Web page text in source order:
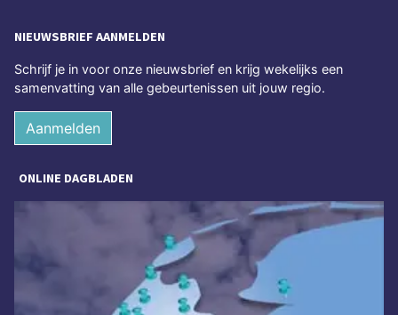
NIEUWSBRIEF AANMELDEN
Schrijf je in voor onze nieuwsbrief en krijg wekelijks een
samenvatting van alle gebeurtenissen uit jouw regio.
Aanmelden
ONLINE DAGBLADEN